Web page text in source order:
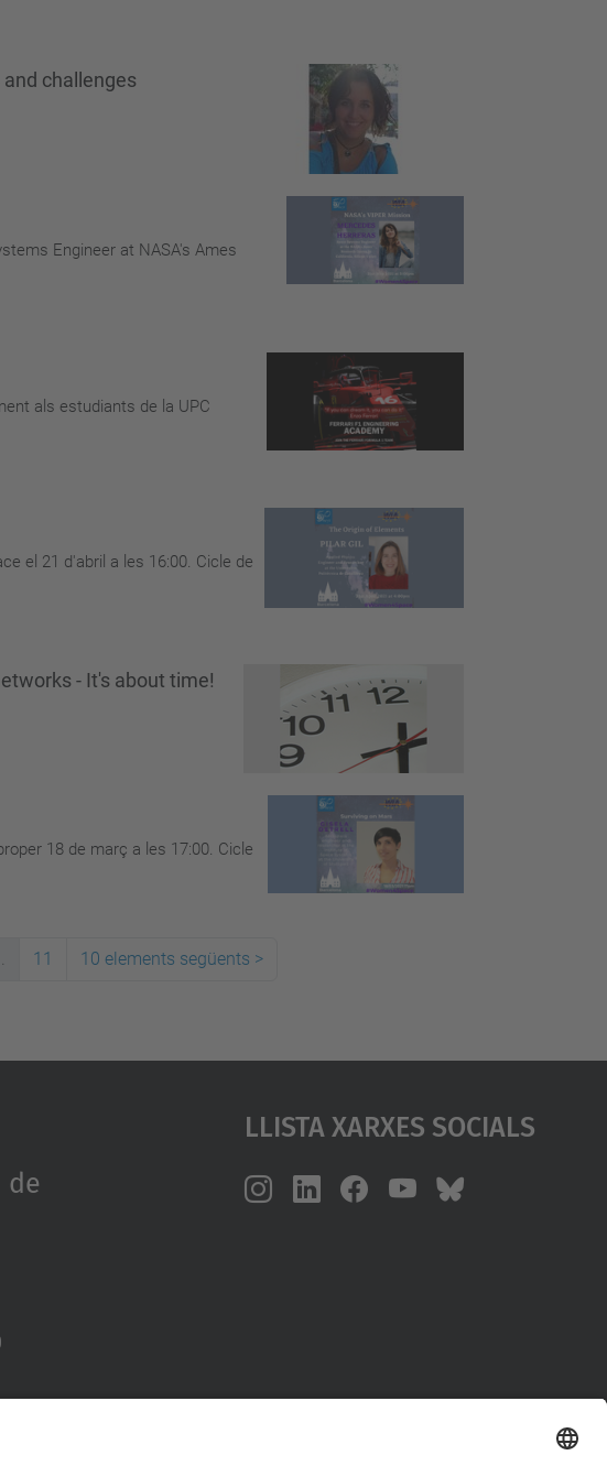
challenges
Engineer at NASA's Ames
als estudiants de la UPC
el 21 d'abril a les 16:00. Cicle de
- It's about time!
18 de març a les 17:00. Cicle
11 10 elements següents >
de
Llista Xarxes Socials